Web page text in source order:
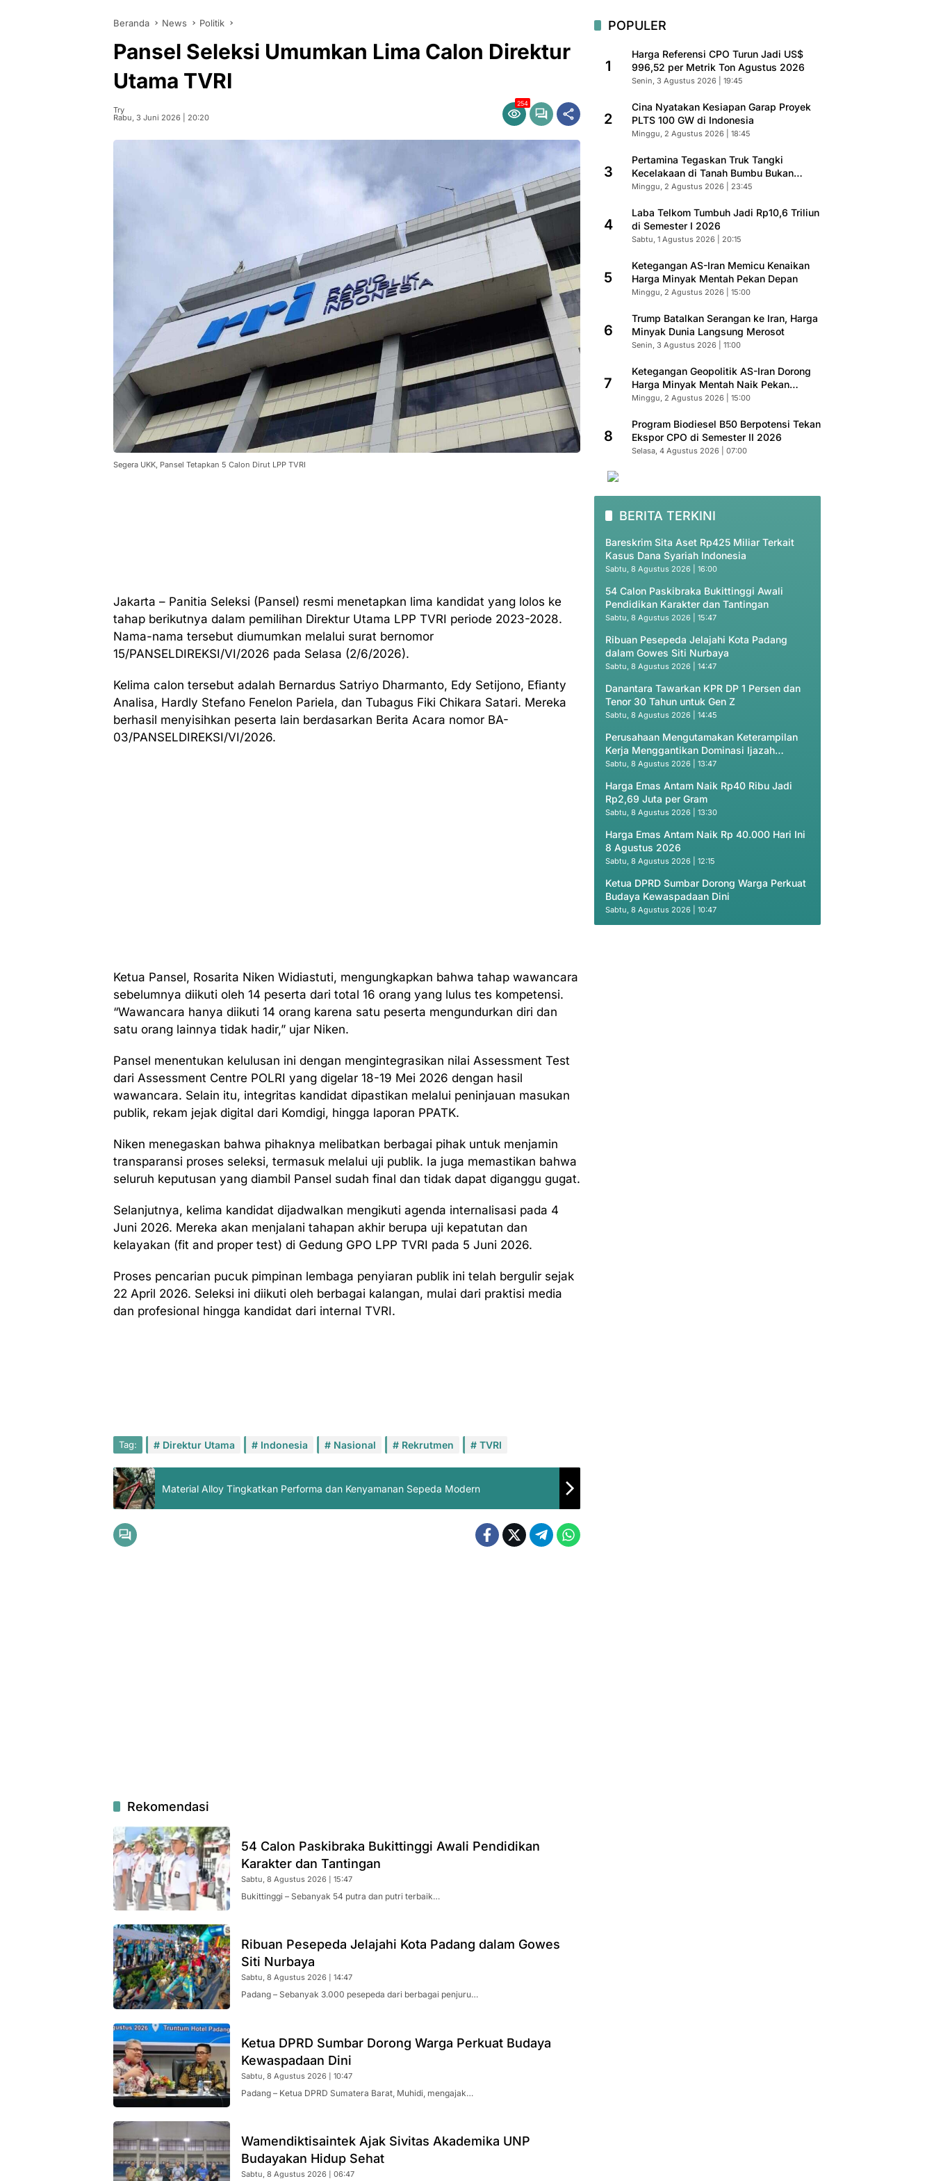
Beranda News Politik
Pansel Seleksi Umumkan Lima Calon Direktur
Utama TVRI
Try
Rabu, 3 Juni 2026 | 20:20
254
Segera UKK, Pansel Tetapkan 5 Calon Dirut LPP TVRI
Jakarta – Panitia Seleksi (Pansel) resmi menetapkan lima kandidat yang lolos ke
tahap berikutnya dalam pemilihan Direktur Utama LPP TVRI periode 2023-2028.
Nama-nama tersebut diumumkan melalui surat bernomor
15/PANSELDIREKSI/VI/2026 pada Selasa (2/6/2026).
Kelima calon tersebut adalah Bernardus Satriyo Dharmanto, Edy Setijono, Efianty
Analisa, Hardly Stefano Fenelon Pariela, dan Tubagus Fiki Chikara Satari. Mereka
berhasil menyisihkan peserta lain berdasarkan Berita Acara nomor BA-
03/PANSELDIREKSI/VI/2026.
Ketua Pansel, Rosarita Niken Widiastuti, mengungkapkan bahwa tahap wawancara
sebelumnya diikuti oleh 14 peserta dari total 16 orang yang lulus tes kompetensi.
“Wawancara hanya diikuti 14 orang karena satu peserta mengundurkan diri dan
satu orang lainnya tidak hadir,” ujar Niken.
Pansel menentukan kelulusan ini dengan mengintegrasikan nilai Assessment Test
dari Assessment Centre POLRI yang digelar 18-19 Mei 2026 dengan hasil
wawancara. Selain itu, integritas kandidat dipastikan melalui peninjauan masukan
publik, rekam jejak digital dari Komdigi, hingga laporan PPATK.
Niken menegaskan bahwa pihaknya melibatkan berbagai pihak untuk menjamin
transparansi proses seleksi, termasuk melalui uji publik. Ia juga memastikan bahwa
seluruh keputusan yang diambil Pansel sudah final dan tidak dapat diganggu gugat.
Selanjutnya, kelima kandidat dijadwalkan mengikuti agenda internalisasi pada 4
Juni 2026. Mereka akan menjalani tahapan akhir berupa uji kepatutan dan
kelayakan (fit and proper test) di Gedung GPO LPP TVRI pada 5 Juni 2026.
Proses pencarian pucuk pimpinan lembaga penyiaran publik ini telah bergulir sejak
22 April 2026. Seleksi ini diikuti oleh berbagai kalangan, mulai dari praktisi media
dan profesional hingga kandidat dari internal TVRI.
Tag: Direktur Utama Indonesia Nasional Rekrutmen TVRI
Material Alloy Tingkatkan Performa dan Kenyamanan Sepeda Modern
Rekomendasi
54 Calon Paskibraka Bukittinggi Awali Pendidikan
Karakter dan Tantingan
Sabtu, 8 Agustus 2026 | 15:47
Bukittinggi – Sebanyak 54 putra dan putri terbaik…
Ribuan Pesepeda Jelajahi Kota Padang dalam Gowes
Siti Nurbaya
Sabtu, 8 Agustus 2026 | 14:47
Padang – Sebanyak 3.000 pesepeda dari berbagai penjuru…
Ketua DPRD Sumbar Dorong Warga Perkuat Budaya
Kewaspadaan Dini
Sabtu, 8 Agustus 2026 | 10:47
Padang – Ketua DPRD Sumatera Barat, Muhidi, mengajak…
Wamendiktisaintek Ajak Sivitas Akademika UNP
Budayakan Hidup Sehat
Sabtu, 8 Agustus 2026 | 06:47
POPULER
1
Harga Referensi CPO Turun Jadi US$
996,52 per Metrik Ton Agustus 2026
Senin, 3 Agustus 2026 | 19:45
2
Cina Nyatakan Kesiapan Garap Proyek
PLTS 100 GW di Indonesia
Minggu, 2 Agustus 2026 | 18:45
3
Pertamina Tegaskan Truk Tangki
Kecelakaan di Tanah Bumbu Bukan
Armada Resmi
Minggu, 2 Agustus 2026 | 23:45
4
Laba Telkom Tumbuh Jadi Rp10,6 Triliun
di Semester I 2026
Sabtu, 1 Agustus 2026 | 20:15
5
Ketegangan AS-Iran Memicu Kenaikan
Harga Minyak Mentah Pekan Depan
Minggu, 2 Agustus 2026 | 15:00
6
Trump Batalkan Serangan ke Iran, Harga
Minyak Dunia Langsung Merosot
Senin, 3 Agustus 2026 | 11:00
7
Ketegangan Geopolitik AS-Iran Dorong
Harga Minyak Mentah Naik Pekan
Depan
Minggu, 2 Agustus 2026 | 15:00
8
Program Biodiesel B50 Berpotensi Tekan
Ekspor CPO di Semester II 2026
Selasa, 4 Agustus 2026 | 07:00
BERITA TERKINI
Bareskrim Sita Aset Rp425 Miliar Terkait
Kasus Dana Syariah Indonesia
Sabtu, 8 Agustus 2026 | 16:00
54 Calon Paskibraka Bukittinggi Awali
Pendidikan Karakter dan Tantingan
Sabtu, 8 Agustus 2026 | 15:47
Ribuan Pesepeda Jelajahi Kota Padang
dalam Gowes Siti Nurbaya
Sabtu, 8 Agustus 2026 | 14:47
Danantara Tawarkan KPR DP 1 Persen dan
Tenor 30 Tahun untuk Gen Z
Sabtu, 8 Agustus 2026 | 14:45
Perusahaan Mengutamakan Keterampilan
Kerja Menggantikan Dominasi Ijazah
Akademik
Sabtu, 8 Agustus 2026 | 13:47
Harga Emas Antam Naik Rp40 Ribu Jadi
Rp2,69 Juta per Gram
Sabtu, 8 Agustus 2026 | 13:30
Harga Emas Antam Naik Rp 40.000 Hari Ini
8 Agustus 2026
Sabtu, 8 Agustus 2026 | 12:15
Ketua DPRD Sumbar Dorong Warga Perkuat
Budaya Kewaspadaan Dini
Sabtu, 8 Agustus 2026 | 10:47